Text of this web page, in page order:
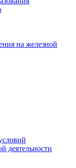
на железной
деятельности